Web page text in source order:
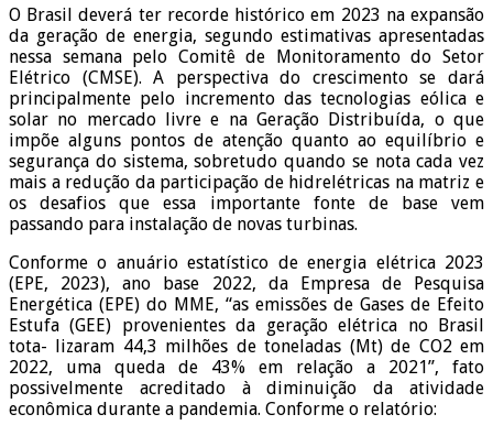
O Brasil deverá ter recorde histórico em 2023 na expansão
da geração de energia, segundo estimativas apresentadas
nessa semana pelo Comitê de Monitoramento do Setor
Elétrico (CMSE). A perspectiva do crescimento se dará
principalmente pelo incremento das tecnologias eólica e
solar no mercado livre e na Geração Distribuída, o que
impõe alguns pontos de atenção quanto ao equilíbrio e
segurança do sistema, sobretudo quando se nota cada vez
mais a redução da participação de hidrelétricas na matriz e
os desafios que essa importante fonte de base vem
passando para instalação de novas turbinas.
Conforme o anuário estatístico de energia elétrica 2023
(EPE, 2023), ano base 2022, da Empresa de Pesquisa
Energética (EPE) do MME, “as emissões de Gases de Efeito
Estufa (GEE) provenientes da geração elétrica no Brasil
tota- lizaram 44,3 milhões de toneladas (Mt) de CO2 em
2022, uma queda de 43% em relação a 2021”, fato
possivelmente acreditado à diminuição da atividade
econômica durante a pandemia. Conforme o relatório: